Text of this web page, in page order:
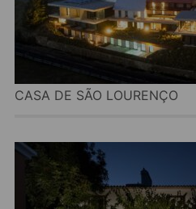
CASA DE SÃO LOURENÇO